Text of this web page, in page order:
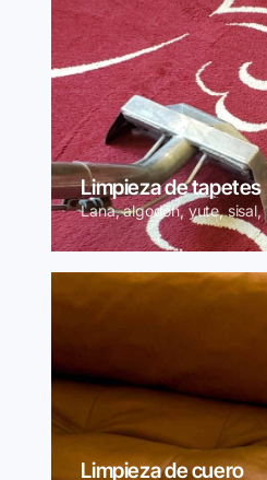
Limpieza de tapetes
Lana, algodón, yute,
Limpieza de cuero